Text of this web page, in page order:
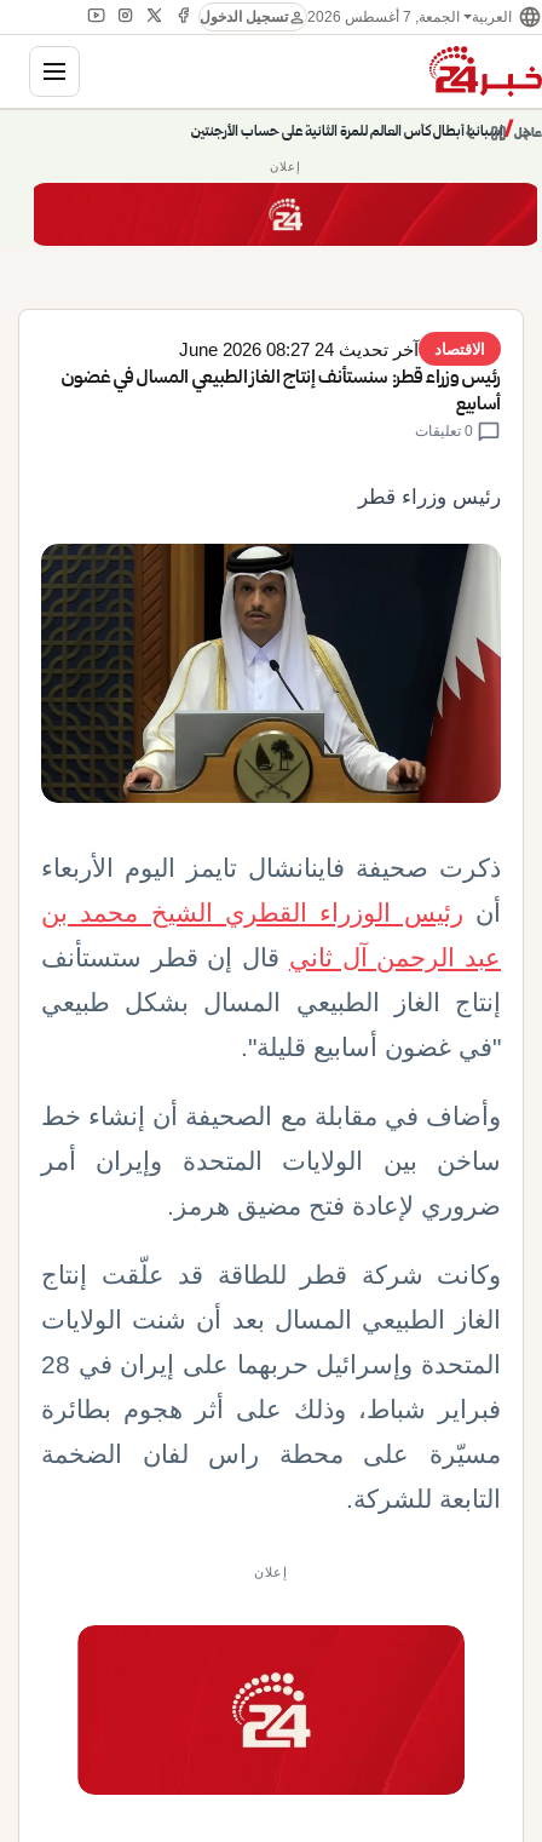
language العربية الجمعة, 7 أغسطس 2026 personتسجيل الدخول
عاجل/إسبانيا أبطال كأس العالم للمرة الثانية على حساب الأرجنتين chevron_right
pause
chevron_left
إعلان
الاقتصاد آخر تحديث 24 June 2026 08:27
رئيس وزراء قطر: سنستأنف إنتاج الغاز الطبيعي المسال في غضون
أسابيع
chat_bubble
رئيس وزراء قطر
ذكرت صحيفة فاينانشال تايمز اليوم الأربعاء
‌أن رئيس الوزراء القطري الشيخ محمد بن
عبد الرحمن آل ثاني قال إن قطر ستستأنف
إنتاج الغاز الطبيعي المسال بشكل طبيعي
"في غضون أسابيع قليلة".
وأضاف في مقابلة مع الصحيفة أن إنشاء خط
ساخن بين الولايات المتحدة وإيران أمر
ضروري لإعادة فتح مضيق هرمز.
وكانت شركة قطر ‌للطاقة قد علّقت إنتاج
الغاز ‌الطبيعي المسال بعد أن شنت الولايات
المتحدة وإسرائيل ‌حربهما على إيران في 28
فبراير شباط، وذلك على أثر هجوم بطائرة
مسيّرة على محطة راس لفان الضخمة
التابعة للشركة.
إعلان